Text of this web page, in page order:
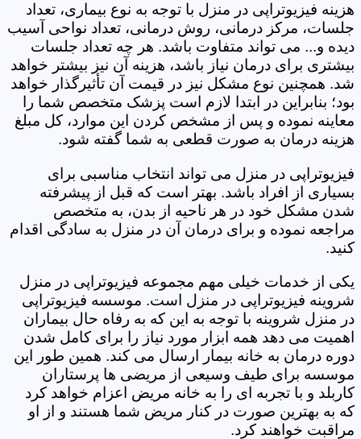
هزینه فیزیوتراپی در منزل با توجه به نوع بیماری، تعداد
جلسات، مرکز درمانی، روش درمانی، تعداد نواحی آسیب
دیده و... می تواند متفاوت باشد. هر چه تعداد جلسات
بیشتری برای درمان نیاز باشد، هزینه آن نیز بیشتر خواهد
شد. همچنین نوع مشکل نیز در قیمت آن تأثیرگذار خواهد
بود؛ بنابراین در ابتدا لازم است پزشک متخصص شما را
معاینه نموده و پس از مشخص کردن این موارد، کل مبلغ
هزینه درمان به صورت قطعی به شما گفته شود.
فیزیوتراپی در منزل می تواند انتخاب مناسبی برای
بسیاری از افراد باشد. بهتر است که قبل از پیشرفته
شدن مشکل خود در هر ناحیه از بدن، به متخصص
مراجعه نموده و برای درمان آن در منزل به سادگی اقدام
کنید.
یکی از خدمات خیلی مهم مجموعه فیزیوتراپی در منزل
شروینه فیزیوتراپی در منزل است. موسسه فیزیوتراپی
در منزل شروینه با توجه به این که به رفاه حال بیماران
اهمیت می دهد همه ابزار مورد نیاز را برای کامل شدن
دوره درمان به خانه بیمار ارسال می کند. همین طور این
موسسه برای طیف وسیعی از مریضی ها پرستاران
کاربلد و با تجربه ای را به خانه مریض اعزام خواهد کرد
که به بهترین صورت در کنار مریض شما هستند و از او
مراقبت خواهند کرد.